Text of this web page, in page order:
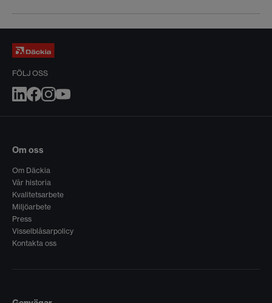
FÖLJ OSS
Om oss
Om Däckia
Vår historia
Kvalitetsarbete
Miljöarbete
Press
Visselblåsarpolicy
Kontakta oss